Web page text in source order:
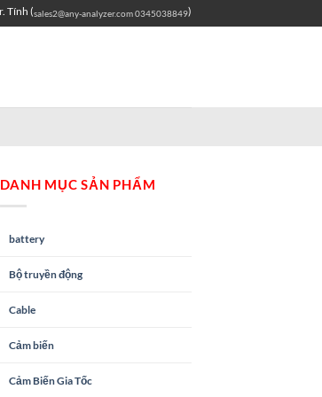
Tính (sales2@any-analyzer.com0345038849)
DANH MỤC SẢN PHẨM
battery
Bộ truyền động
Cable
Cảm biến
Cảm Biến Gia Tốc